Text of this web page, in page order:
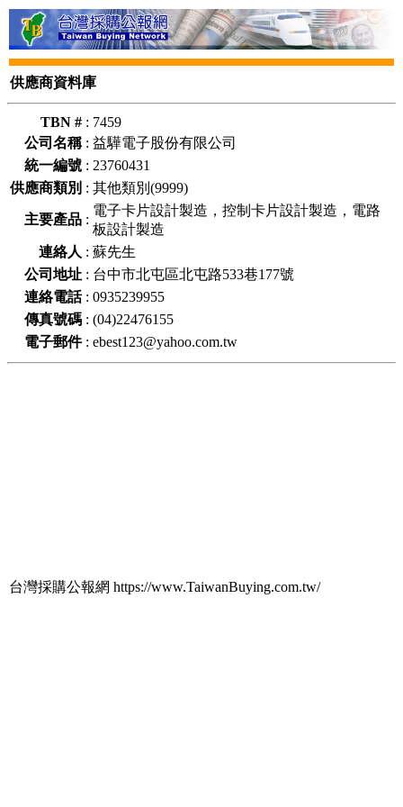
供應商資料庫
TBN # : 7459
公司名稱: 益驊電子股份有限公司
統一編號 : 23760431
供應商類別 : 其他類別(9999)
主要產品 :
電子卡片設計製造，控制卡片設計製造，電路
板設計製造
連絡人 : 蘇先生
公司地址 : 台中市北屯區北屯路533巷177號
連絡電話: 0935239955
傳真號碼 : (04)22476155
電子郵件: ebest123@yahoo.com.tw
台灣採購公報網 https://www.TaiwanBuying.com.tw/